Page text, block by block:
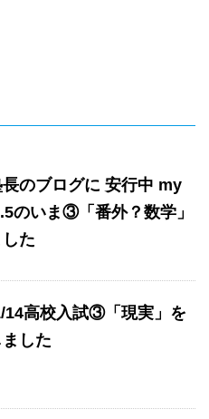
のブログに 安行中 my
のいま③「番外？数学」
た
14高校入試③「現実」を
した